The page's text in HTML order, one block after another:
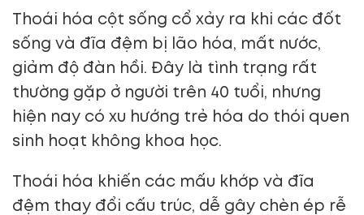
Thoái hóa cột sống cổ xảy ra khi các đốt
sống và đĩa đệm bị lão hóa, mất nước,
giảm độ đàn hồi. Đây là tình trạng rất
thường gặp ở người trên 40 tuổi, nhưng
hiện nay có xu hướng trẻ hóa do thói quen
sinh hoạt không khoa học.
Thoái hóa khiến các mấu khớp và đĩa
đệm thay đổi cấu trúc, dễ gây chèn ép rễ